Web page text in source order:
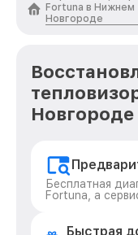
Fortuna в Нижнем
Новгороде
Новгороде
Бесплатная
Fortuna, а
Быстрая